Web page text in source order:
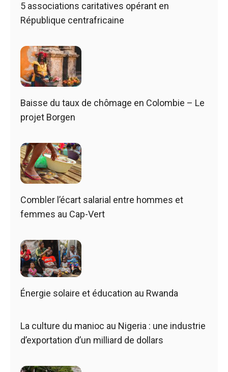
5 associations caritatives opérant en
République centrafricaine
Baisse du taux de chômage en Colombie – Le
projet Borgen
Combler l’écart salarial entre hommes et
femmes au Cap-Vert
Énergie solaire et éducation au Rwanda
La culture du manioc au Nigeria : une industrie
d’exportation d’un milliard de dollars